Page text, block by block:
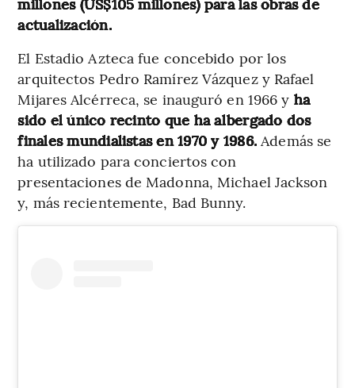
actualización.
El Estadio Azteca fue concebido por los
arquitectos Pedro Ramírez Vázquez y Rafael
Mijares Alcérreca, se inauguró en 1966 y ha
sido el único recinto que ha albergado dos
finales mundialistas en 1970 y 1986.Además se
ha utilizado para conciertos con
presentaciones de Madonna, Michael Jackson
y, más recientemente, Bad Bunny.